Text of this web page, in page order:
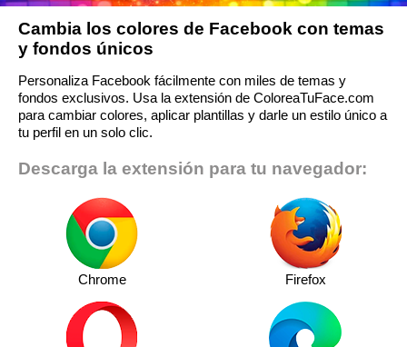
Cambia los colores de Facebook con temas
y fondos únicos
Personaliza Facebook fácilmente con miles de temas y
fondos exclusivos. Usa la extensión de ColoreaTuFace.com
para cambiar colores, aplicar plantillas y darle un estilo único a
tu perfil en un solo clic.
Descarga la extensión para tu navegador:
Chrome Firefox